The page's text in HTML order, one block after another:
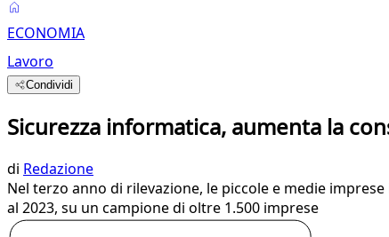
ECONOMIA
Lavoro
Condividi
Sicurezza informatica, aumenta la
di Redazione
Nel terzo anno di rilevazione, le piccole e medie
al 2023, su un campione di oltre 1.500 imprese